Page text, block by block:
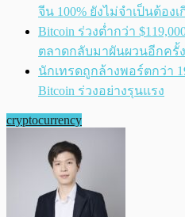
จีน 100% ยังไม่จำเป็นต้อง
Bitcoin ร่วงต่ำกว่า
ตลาดกลับมาผันผวนอีกครั้ง
นักเทรดถูกล้างพอร์ตกว่า
Bitcoin ร่วงอย่างรุนแรง
cryptocurrency